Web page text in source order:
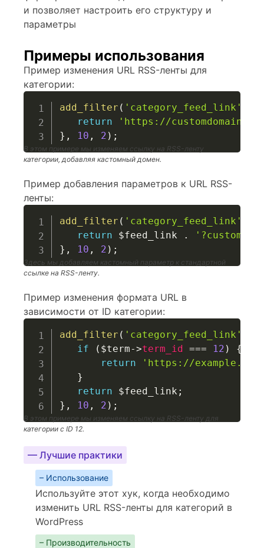
и позволяет настроить его структуру и
параметры
Примеры использования
Пример изменения URL RSS-ленты для
категории:
add_filter ( 'category_feed_link'
return
'https://
} , 10 , 2 ) ;
В этом примере мы изменяем ссылку на RSS-ленту
категории, добавляя кастомный домен.
Пример добавления параметров к URL RSS-
ленты:
add_filter ( 'category_feed_link'
return
$feed_link .
} , 10 , 2 ) ;
Здесь мы добавляем кастомный параметр к стандартной
ссылке на RSS-ленту.
Пример изменения формата URL в
зависимости от ID категории:
add_filter ( 'category_feed_link'
if
( $term->term_id === 12 )
{
return
'https://
}
return
$feed_link ;
} , 10 , 2 ) ;
В этом примере мы изменяем ссылку на RSS-ленту для
категории с ID 12.
— Лучшие практики
– Использование
Используйте этот хук, когда необходимо
изменить URL RSS-ленты для категорий в
WordPress
– Производительность